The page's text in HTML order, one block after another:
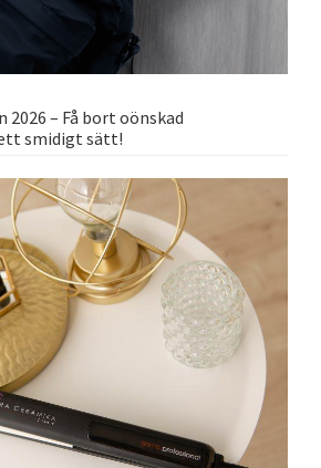
– Få bort oönskad
smidigt sätt!